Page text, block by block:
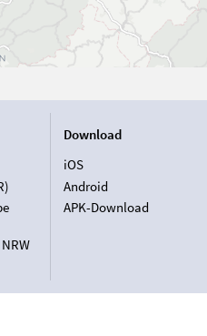
Download
iOS
Android
APK-Download